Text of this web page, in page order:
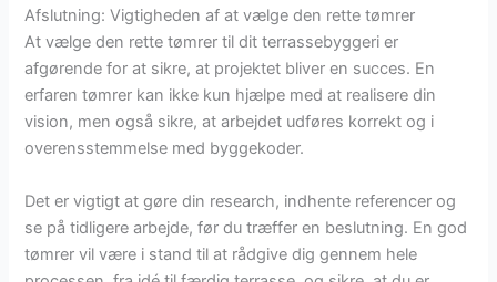
Afslutning: Vigtigheden af at vælge den rette tømrer
At vælge den rette tømrer til dit terrassebyggeri er
afgørende for at sikre, at projektet bliver en succes. En
erfaren tømrer kan ikke kun hjælpe med at realisere din
vision, men også sikre, at arbejdet udføres korrekt og i
overensstemmelse med byggekoder.
Det er vigtigt at gøre din research, indhente referencer og
se på tidligere arbejde, før du træffer en beslutning. En god
tømrer vil være i stand til at rådgive dig gennem hele